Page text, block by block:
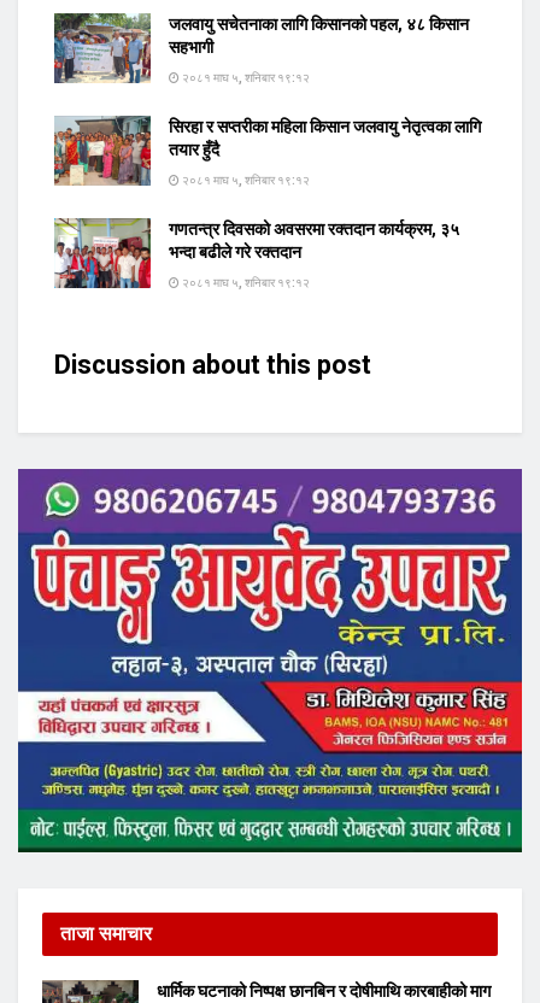
जलवायु सचेतनाका लागि किसानको पहल, ४८ किसान
सहभागी
२०८१ माघ ५, शनिबार १९:१२
सिरहा र सप्तरीका महिला किसान जलवायु नेतृत्वका लागि
तयार हुँदै
२०८१ माघ ५, शनिबार १९:१२
गणतन्त्र दिवसको अवसरमा रक्तदान कार्यक्रम, ३५
भन्दा बढीले गरे रक्तदान
२०८१ माघ ५, शनिबार १९:१२
Discussion about this post
ताजा समाचार
धार्मिक घटनाको निष्पक्ष छानबिन र दोषीमाथि कारबाहीको माग